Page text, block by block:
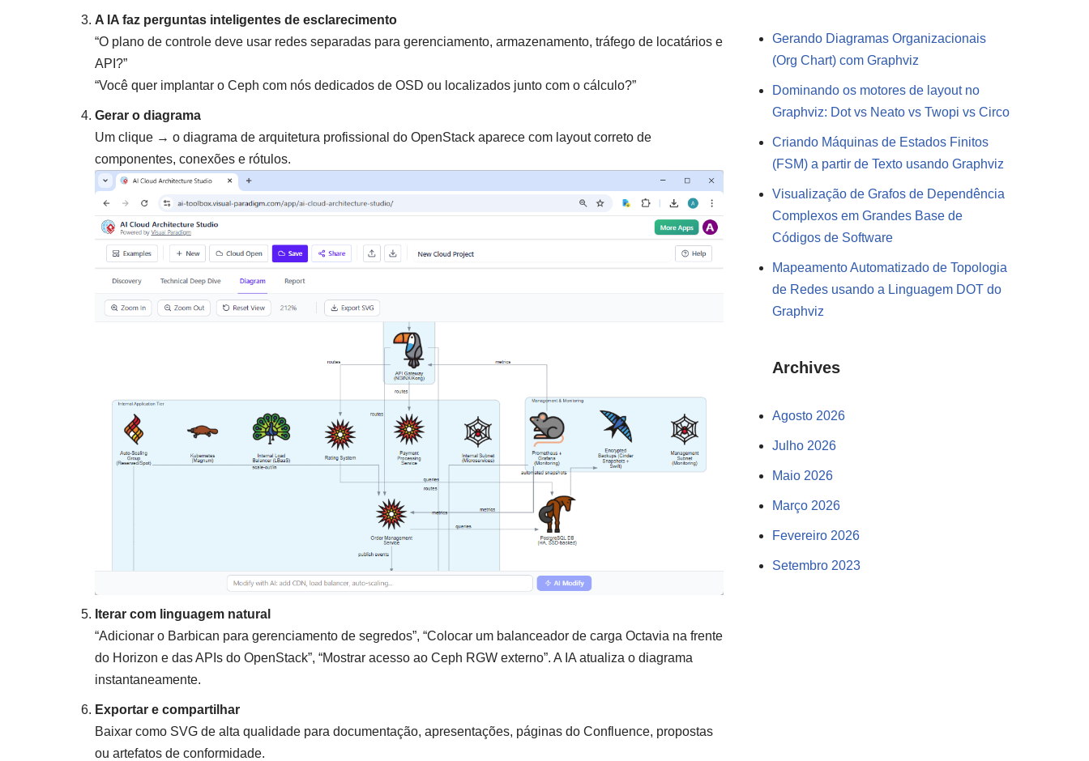
A IA faz perguntas inteligentes de esclarecimento
“O plano de controle deve usar redes separadas para gerenciamento, armazenamento, tráfego de locatários e
API?”
“Você quer implantar o Ceph com nós dedicados de OSD ou localizados junto com o cálculo?”
Gerar o diagrama
Um clique → o diagrama de arquitetura profissional do OpenStack aparece com layout correto de
componentes, conexões e rótulos.
Iterar com linguagem natural
“Adicionar o Barbican para gerenciamento de segredos”, “Colocar um balanceador de carga Octavia na frente
do Horizon e das APIs do OpenStack”, “Mostrar acesso ao Ceph RGW externo”. A IA atualiza o diagrama
instantaneamente.
Exportar e compartilhar
Baixar como SVG de alta qualidade para documentação, apresentações, páginas do Confluence, propostas
ou artefatos de conformidade.
Gerando Diagramas Organizacionais
(Org Chart) com Graphviz
Dominando os motores de layout no
Graphviz: Dot vs Neato vs Twopi vs Circo
Criando Máquinas de Estados Finitos
(FSM) a partir de Texto usando Graphviz
Visualização de Grafos de Dependência
Complexos em Grandes Base de
Códigos de Software
Mapeamento Automatizado de Topologia
de Redes usando a Linguagem DOT do
Graphviz
Archives
Agosto 2026
Julho 2026
Maio 2026
Março 2026
Fevereiro 2026
Setembro 2023